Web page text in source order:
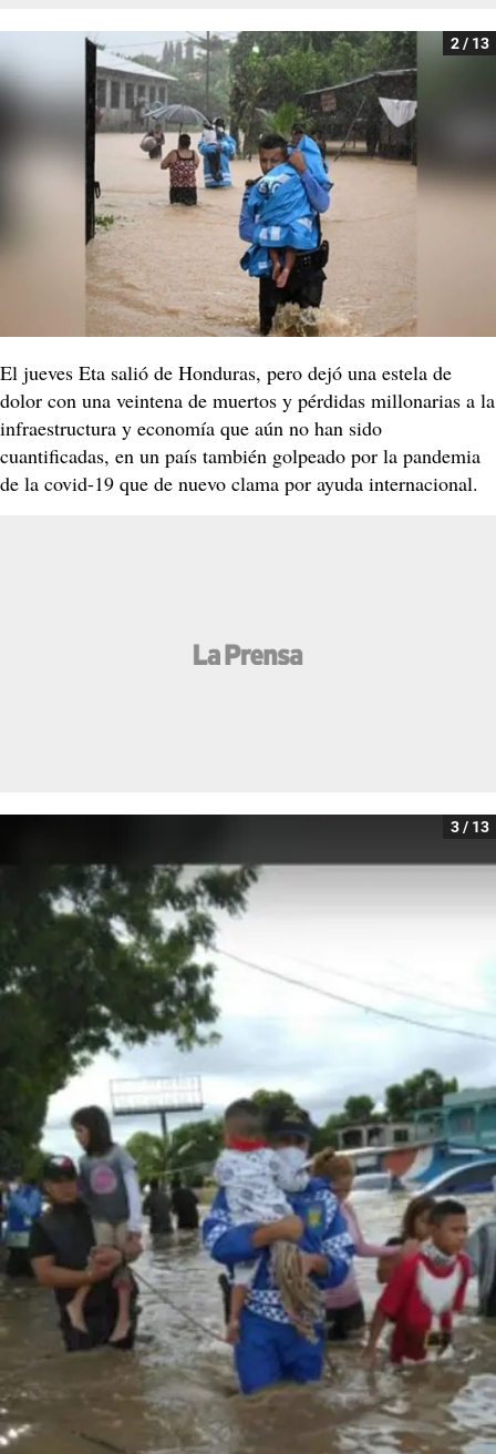
2 / 13
El jueves Eta salió de Honduras, pero dejó una estela de
dolor con una veintena de muertos y pérdidas millonarias a la
infraestructura y economía que aún no han sido
cuantificadas, en un país también golpeado por la pandemia
de la covid-19 que de nuevo clama por ayuda internacional.
3 / 13